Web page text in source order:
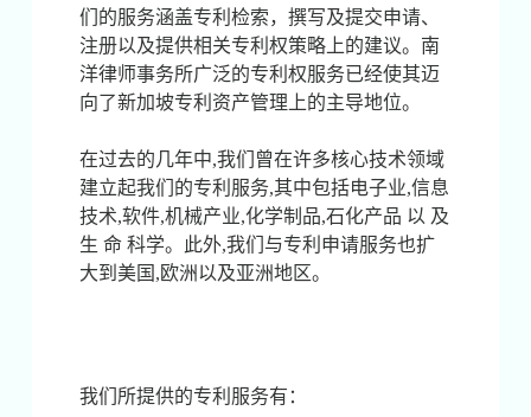
们的服务涵盖专利检索，撰写及提交申请、
注册以及提供相关专利权策略上的建议。南
洋律师事务所广泛的专利权服务已经使其迈
向了新加坡专利资产管理上的主导地位。
在过去的几年中,我们曾在许多核心技术领域
建立起我们的专利服务,其中包括电子业,信息
技术,软件,机械产业,化学制品,石化产品 以 及
生 命 科学。此外,我们与专利申请服务也扩
大到美国,欧洲以及亚洲地区。
我们所提供的专利服务有：